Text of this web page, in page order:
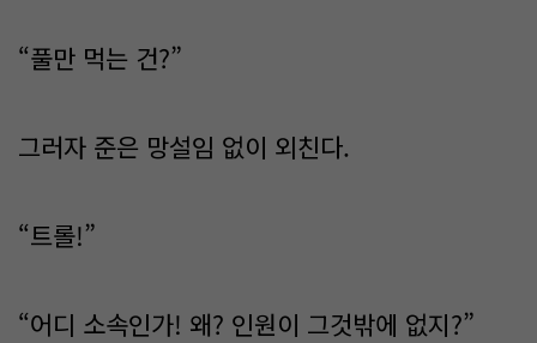
“풀만 먹는 건?”
그러자 준은 망설임 없이 외친다.
“트롤!”
“어디 소속인가! 왜? 인원이 그것밖에 없지?”